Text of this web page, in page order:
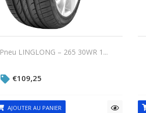
Pneu LINGLONG – 265 30WR 1...
€109,25
AJOUTER AU PANIER